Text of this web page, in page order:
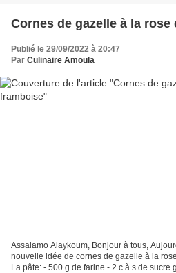
Cornes de gazelle à la rose
Publié le 29/09/2022 à 20:47
Par Culinaire Amoula
Assalamo Alaykoum, Bonjour à tous,
nouvelle idée de cornes de gazelle à la
La pâte: - 500 g de farine - 2 c.à.s de sucre